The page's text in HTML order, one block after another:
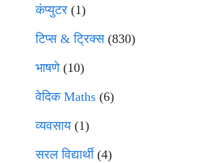
कंप्युटर (1)
टिप्स & ट्रिक्स(830)
भाषणे(10)
वेदिक Maths (6)
व्यवसाय(1)
सरल विद्यार्थी(4)